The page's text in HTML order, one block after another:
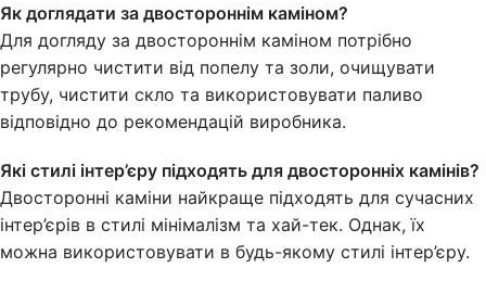
Як доглядати за двостороннім каміном?
Для догляду за двостороннім каміном потрібно
регулярно чистити від попелу та золи, очищувати
трубу, чистити скло та використовувати паливо
відповідно до рекомендацій виробника.
Які стилі інтер’єру підходять для двосторонніх камінів?
Двосторонні каміни найкраще підходять для сучасних
інтер’єрів в стилі мінімалізм та хай-тек. Однак, їх
можна використовувати в будь-якому стилі інтер’єру.